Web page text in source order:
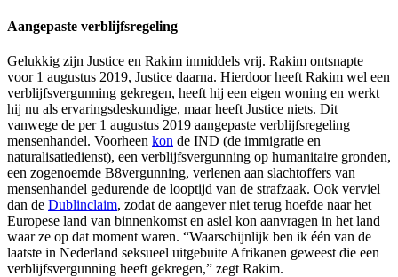
Aangepaste verblijfsregeling
Gelukkig zijn Justice en Rakim inmiddels vrij. Rakim ontsnapte
voor 1 augustus 2019, Justice daarna. Hierdoor heeft Rakim wel een
verblijfsvergunning gekregen, heeft hij een eigen woning en werkt
hij nu als ervaringsdeskundige, maar heeft Justice niets. Dit
vanwege de per 1 augustus 2019 aangepaste verblijfsregeling
mensenhandel. Voorheen kon de IND (de immigratie en
naturalisatiedienst), een verblijfsvergunning op humanitaire gronden,
een zogenoemde B8vergunning, verlenen aan slachtoffers van
mensenhandel gedurende de looptijd van de strafzaak. Ook verviel
dan de Dublinclaim, zodat de aangever niet terug hoefde naar het
Europese land van binnenkomst en asiel kon aanvragen in het land
waar ze op dat moment waren. “Waarschijnlijk ben ik één van de
laatste in Nederland seksueel uitgebuite Afrikanen geweest die een
verblijfsvergunning heeft gekregen,” zegt Rakim.